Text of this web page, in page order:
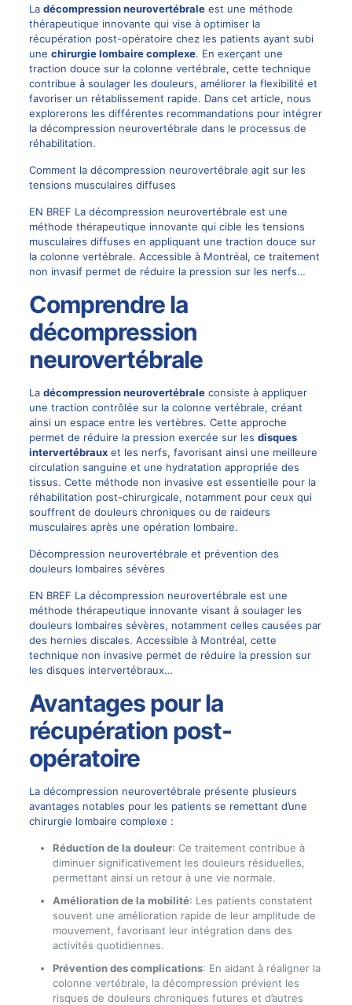
La décompression neurovertébraleest une méthode
thérapeutique innovante qui vise à optimiser la
récupération post-opératoire chez les patients ayant subi
une chirurgie lombaire complexe. En exerçant une
traction douce sur la colonne vertébrale, cette technique
contribue à soulager les douleurs, améliorer la flexibilité et
favoriser un rétablissement rapide. Dans cet article, nous
explorerons les différentes recommandations pour intégrer
la décompression neurovertébrale dans le processus de
réhabilitation.
Comment la décompression neurovertébrale agit sur les
tensions musculaires diffuses
EN BREF La décompression neurovertébrale est une
méthode thérapeutique innovante qui cible les tensions
musculaires diffuses en appliquant une traction douce sur
la colonne vertébrale. Accessible à Montréal, ce traitement
non invasif permet de réduire la pression sur les nerfs…
Comprendre la
décompression
neurovertébrale
La décompression neurovertébraleconsiste à appliquer
une traction contrôlée sur la colonne vertébrale, créant
ainsi un espace entre les vertèbres. Cette approche
permet de réduire la pression exercée sur les disques
intervertébrauxet les nerfs, favorisant ainsi une meilleure
circulation sanguine et une hydratation appropriée des
tissus. Cette méthode non invasive est essentielle pour la
réhabilitation post-chirurgicale, notamment pour ceux qui
souffrent de douleurs chroniques ou de raideurs
musculaires après une opération lombaire.
Décompression neurovertébrale et prévention des
douleurs lombaires sévères
EN BREF La décompression neurovertébrale est une
méthode thérapeutique innovante visant à soulager les
douleurs lombaires sévères, notamment celles causées par
des hernies discales. Accessible à Montréal, cette
technique non invasive permet de réduire la pression sur
les disques intervertébraux…
Avantages pour la
récupération post-
opératoire
La décompression neurovertébrale présente plusieurs
avantages notables pour les patients se remettant d’une
chirurgie lombaire complexe :
Réduction de la douleur: Ce traitement contribue à
diminuer significativement les douleurs résiduelles,
permettant ainsi un retour à une vie normale.
Amélioration de la mobilité: Les patients constatent
souvent une amélioration rapide de leur amplitude de
mouvement, favorisant leur intégration dans des
activités quotidiennes.
Prévention des complications: En aidant à réaligner la
colonne vertébrale, la décompression prévient les
risques de douleurs chroniques futures et d’autres